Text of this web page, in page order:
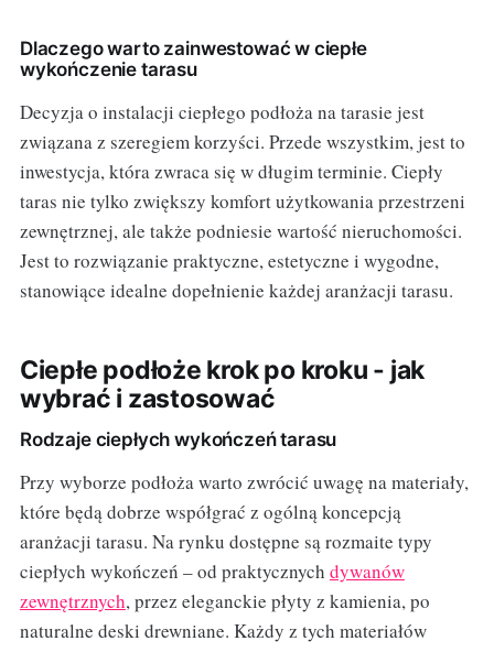
Dlaczego warto zainwestować w ciepłe
wykończenie tarasu
Decyzja o instalacji ciepłego podłoża na tarasie jest
związana z szeregiem korzyści. Przede wszystkim, jest to
inwestycja, która zwraca się w długim terminie. Ciepły
taras nie tylko zwiększy komfort użytkowania przestrzeni
zewnętrznej, ale także podniesie wartość nieruchomości.
Jest to rozwiązanie praktyczne, estetyczne i wygodne,
stanowiące idealne dopełnienie każdej aranżacji tarasu.
Ciepłe podłoże krok po kroku - jak
wybrać i zastosować
Rodzaje ciepłych wykończeń tarasu
Przy wyborze podłoża warto zwrócić uwagę na materiały,
które będą dobrze współgrać z ogólną koncepcją
aranżacji tarasu. Na rynku dostępne są rozmaite typy
ciepłych wykończeń – od praktycznych dywanów
zewnętrznych, przez eleganckie płyty z kamienia, po
naturalne deski drewniane. Każdy z tych materiałów